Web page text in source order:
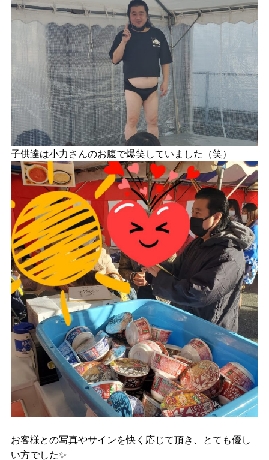
子供達は小力さんのお腹で爆笑していました（笑）
お客様との写真やサインを快く応じて頂き、とても優し
い方でした✨